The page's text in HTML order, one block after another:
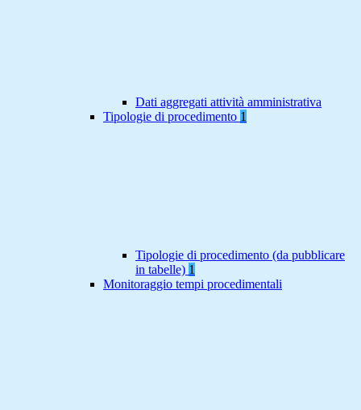
Dati aggregati attività amministrativa
Tipologie di procedimento 1
Tipologie di procedimento (da pubblicare
in tabelle) 1
Monitoraggio tempi procedimentali